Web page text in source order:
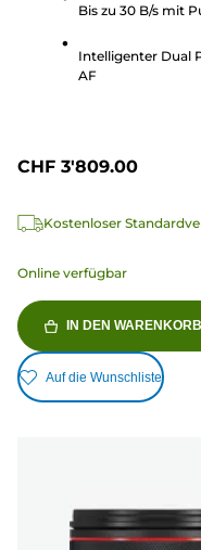
Bis zu 30 B/s mit
Intelligenter Dual
AF
CHF 3'809.00
Kostenloser
Online verfügbar
IN DEN
Auf die Wunschliste